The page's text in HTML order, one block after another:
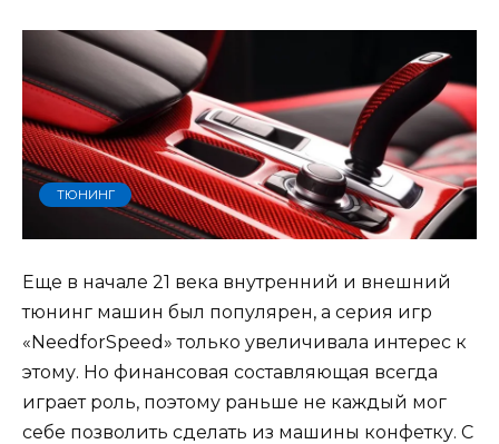
ТЮНИНГ
Еще в начале 21 века внутренний и внешний
тюнинг машин был популярен, а серия игр
«NeedforSpeed» только увеличивала интерес к
этому. Но финансовая составляющая всегда
играет роль, поэтому раньше не каждый мог
себе позволить сделать из машины конфетку. С